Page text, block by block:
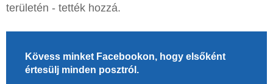
területén - tették hozzá.
Kövess minket Facebookon, hogy elsőként
értesülj minden posztról.